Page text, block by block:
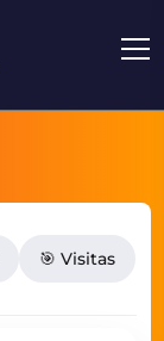
🎯 Visitas